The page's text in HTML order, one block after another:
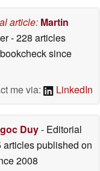
article: Martin
- 228 articles
since
me via:
LinkedIn
Duy- Editorial
articles published on
2008